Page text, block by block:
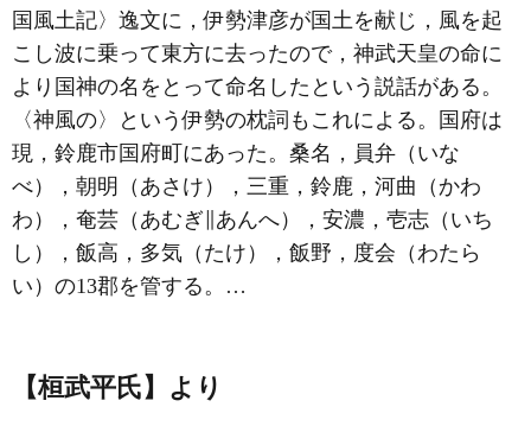
国風土記〉逸文に，伊勢津彦が国土を献じ，風を起
こし波に乗って東方に去ったので，神武天皇の命に
より国神の名をとって命名したという説話がある。
〈神風の〉という伊勢の枕詞もこれによる。国府は
現，鈴鹿市国府町にあった。桑名，員弁（いな
べ），朝明（あさけ），三重，鈴鹿，河曲（かわ
わ），奄芸（あむぎ∥あんへ），安濃，壱志（いち
し），飯高，多気（たけ），飯野，度会（わたら
い）の13郡を管する。…
【桓武平氏】より